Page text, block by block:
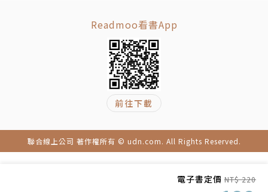
電子書定價 NT$ 220
Readmoo看書App
前往下載
聯合線上公司 著作權所有 © udn.com. All Rights Reserved.